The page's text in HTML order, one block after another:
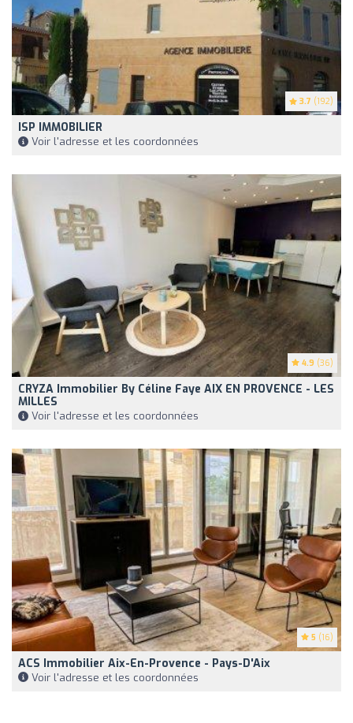
3.7 (192)
ISP IMMOBILIER
Voir l'adresse et les coordonnées
4.9 (36)
CRYZA Immobilier By Céline Faye AIX EN PROVENCE - LES
MILLES
Voir l'adresse et les coordonnées
5 (16)
ACS Immobilier Aix-En-Provence - Pays-D'Aix
Voir l'adresse et les coordonnées